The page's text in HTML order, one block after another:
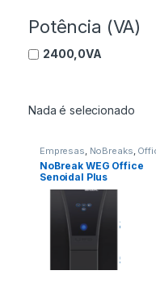
Potência (VA)
2400,0VA
Nada é selecionado
Empresas, NoBreaks,
Produtos
NoBreak WEG Office
Senoidal Plus
OFS0024P55015200